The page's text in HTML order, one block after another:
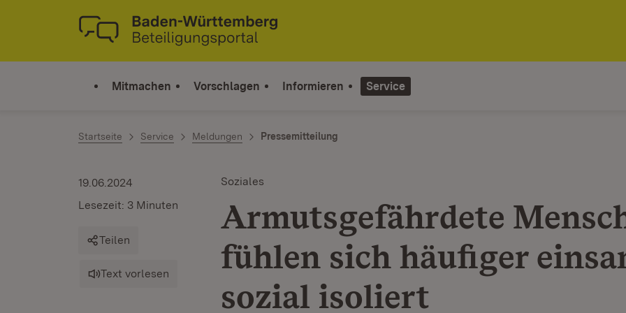
Zum Inhalt springen
Link zur Startseite
Mitmachen Vorschlagen Informieren Service
Startseite Service Meldungen Pressemitteilung
Soziales
Armutsgefährdete
fühlen sich häufiger
sozial isoliert
19.06.2024
Lesezeit: 3 Minuten
Teilen
Text vorlesen